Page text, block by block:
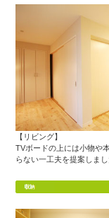
【リビング】
TVボードの上には小物や
らない一工夫を提案しまし